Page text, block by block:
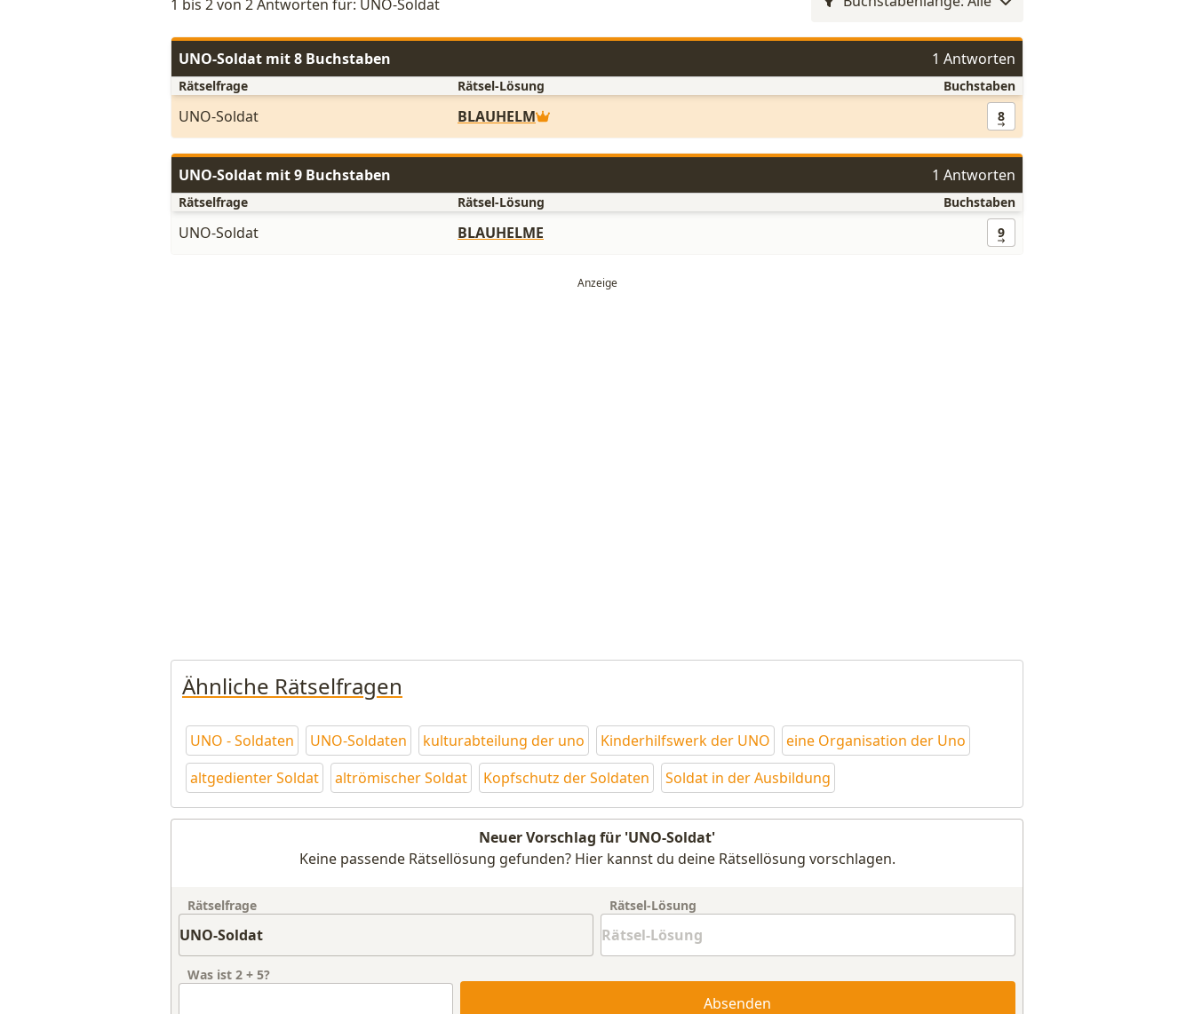
1 bis 2 von 2 Antworten für: UNO-Soldat
UNO-Soldat mit 8 Buchstaben 1 Antworten
Rätselfrage Rätsel-Lösung Buchstaben
UNO-Soldat BLAUHELM 8
UNO-Soldat mit 9 Buchstaben 1 Antworten
Rätselfrage Rätsel-Lösung Buchstaben
UNO-Soldat BLAUHELME 9
Ähnliche Rätselfragen
UNO - Soldaten UNO-Soldaten kulturabteilung der uno Kinderhilfswerk der UNO
eine Organisation der Uno
altgedienter Soldat
altrömischer Soldat Kopfschutz der Soldaten Soldat in der Ausbildung
Neuer Vorschlag für 'UNO-Soldat'
Keine passende Rätsellösung gefunden? Hier kannst du deine Rätsellösung vorschlagen.
Rätselfrage Rätsel-Lösung
Was ist 2 + 5?
Absenden